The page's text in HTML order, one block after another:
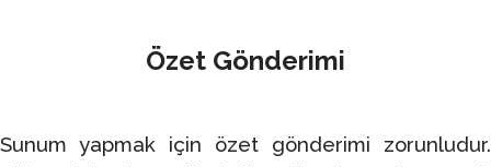
Özet Gönderimi
Sunum yapmak için özet gönderimi zorunludur.